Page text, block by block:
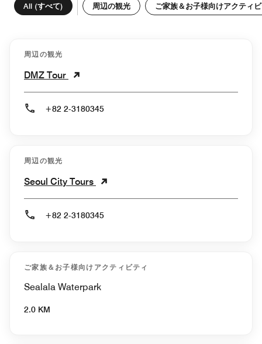
All (すべて) 周辺の観光 ご家族＆お子様向けアクティ
周辺の観光
DMZ Tour
+82 2-3180345
周辺の観光
Seoul City Tours
+82 2-3180345
ご家族＆お子様向けアクティビティ
Sealala Waterpark
2.0 KM